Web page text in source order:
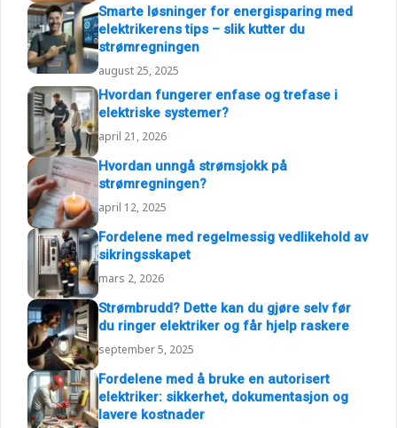
Smarte løsninger for energisparing med
elektrikerens tips – slik kutter du
strømregningen
august 25, 2025
Hvordan fungerer enfase og trefase i
elektriske systemer?
april 21, 2026
Hvordan unngå strømsjokk på
strømregningen?
april 12, 2025
Fordelene med regelmessig vedlikehold av
sikringsskapet
mars 2, 2026
Strømbrudd? Dette kan du gjøre selv før
du ringer elektriker og får hjelp raskere
september 5, 2025
Fordelene med å bruke en autorisert
elektriker: sikkerhet, dokumentasjon og
lavere kostnader